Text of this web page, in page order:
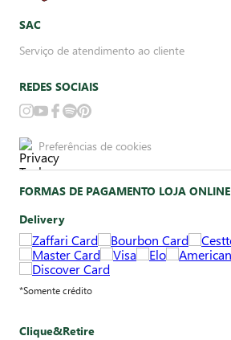
SAC
Serviço de atendimento ao cliente
REDES SOCIAIS
Preferências de cookies
FORMAS DE PAGAMENTO LOJA ONLINE
Delivery
*Somente crédito
Clique&Retire